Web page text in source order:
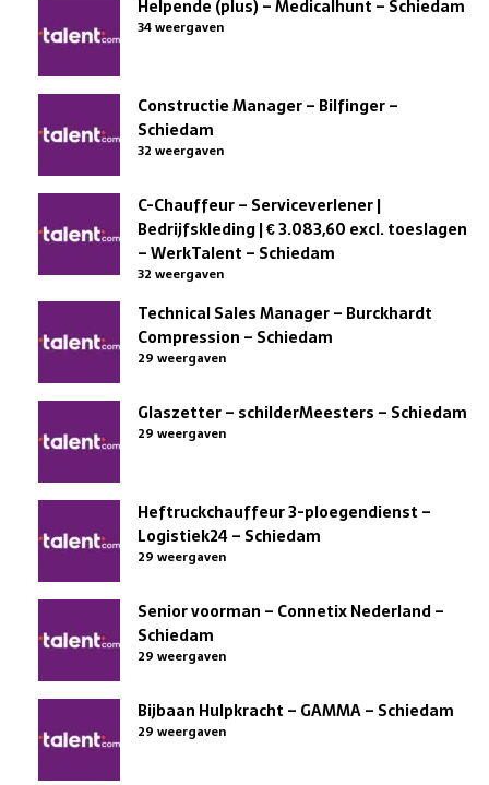
Helpende (plus) – Medicalhunt – Schiedam
34 weergaven
Constructie Manager – Bilfinger –
Schiedam
32 weergaven
C-Chauffeur – Serviceverlener |
Bedrijfskleding | € 3.083,60 excl. toeslagen
– WerkTalent – Schiedam
32 weergaven
Technical Sales Manager – Burckhardt
Compression – Schiedam
29 weergaven
Glaszetter – schilderMeesters – Schiedam
29 weergaven
Heftruckchauffeur 3-ploegendienst –
Logistiek24 – Schiedam
29 weergaven
Senior voorman – Connetix Nederland –
Schiedam
29 weergaven
Bijbaan Hulpkracht – GAMMA – Schiedam
29 weergaven